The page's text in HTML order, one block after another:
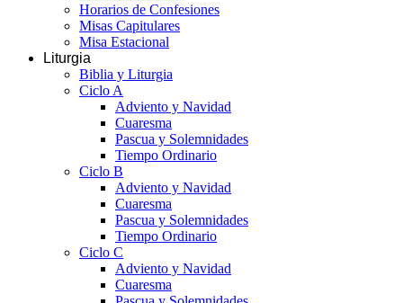
Horarios de Confesiones
Misas Capitulares
Misa Estacional
Liturgia
Biblia y Liturgia
Ciclo A
Adviento y Navidad
Cuaresma
Pascua y Solemnidades
Tiempo Ordinario
Ciclo B
Adviento y Navidad
Cuaresma
Pascua y Solemnidades
Tiempo Ordinario
Ciclo C
Adviento y Navidad
Cuaresma